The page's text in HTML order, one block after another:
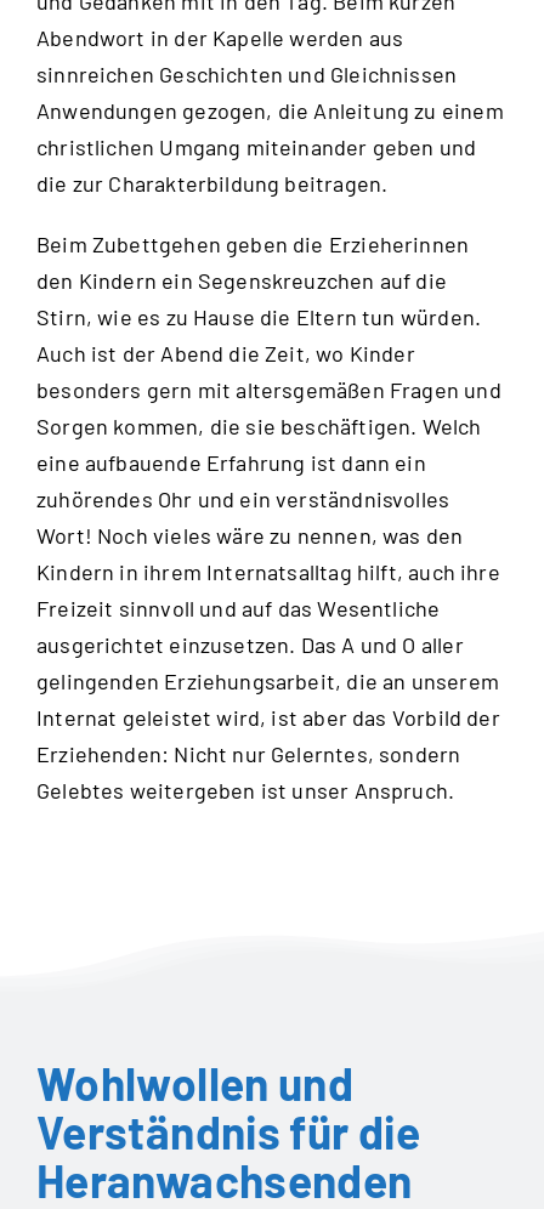
Abendwort in der Kapelle werden aus
sinnreichen Geschichten und Gleichnissen
Anwendungen gezogen, die Anleitung zu einem
christlichen Umgang miteinander geben und
die zur Charakterbildung beitragen.
Beim Zubettgehen geben die Erzieherinnen
den Kindern ein Segenskreuzchen auf die
Stirn, wie es zu Hause die Eltern tun würden.
Auch ist der Abend die Zeit, wo Kinder
besonders gern mit altersgemäßen Fragen und
Sorgen kommen, die sie beschäftigen. Welch
eine aufbauende Erfahrung ist dann ein
zuhörendes Ohr und ein verständnisvolles
Wort! Noch vieles wäre zu nennen, was den
Kindern in ihrem Internatsalltag hilft, auch ihre
Freizeit sinnvoll und auf das Wesentliche
ausgerichtet einzusetzen. Das A und O aller
gelingenden Erziehungsarbeit, die an unserem
Internat geleistet wird, ist aber das Vorbild der
Erziehenden: Nicht nur Gelerntes, sondern
Gelebtes weitergeben ist unser Anspruch.
Wohlwollen und
Verständnis für die
Heranwachsenden